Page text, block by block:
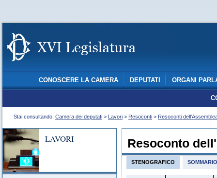
CONOSCERE LA CAMERA DEPUTATI ORGANI
Stai consultando: Camera dei deputati > Lavori > Resoconti > Resoconti
LAVORI Resoconto
STENOGRAFICO SOMMARIO